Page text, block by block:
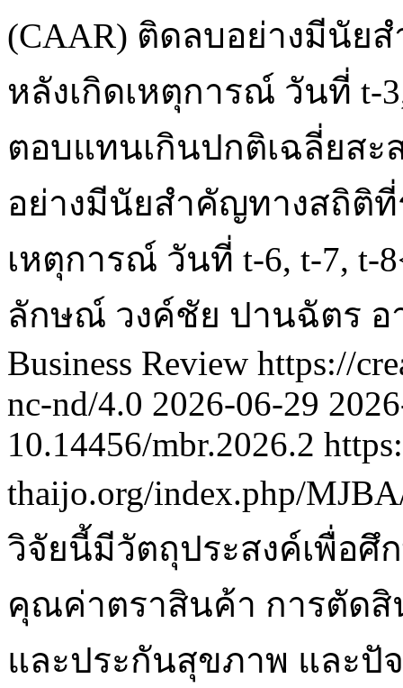
(CAAR) ติดลบอย่างมีนัย
หลังเกิดเหตุการณ์ วันที่ t-
ตอบแทนเกินปกติเฉลี่ยส
อย่างมีนัยสำคัญทางสถิติ
เหตุการณ์ วันที่ t-6, t-7, t-
ลักษณ์ วงค์ชัย ปานฉัตร อ
Business Review https://
nc-nd/4.0 2026-06-29
10.14456/mbr.2026.2
thaijo.org/index.php/
วิจัยนี้มีวัตถุประสงค์เพื่อศึ
คุณค่าตราสินค้า การตัด
และประกันสุขภาพ และปั